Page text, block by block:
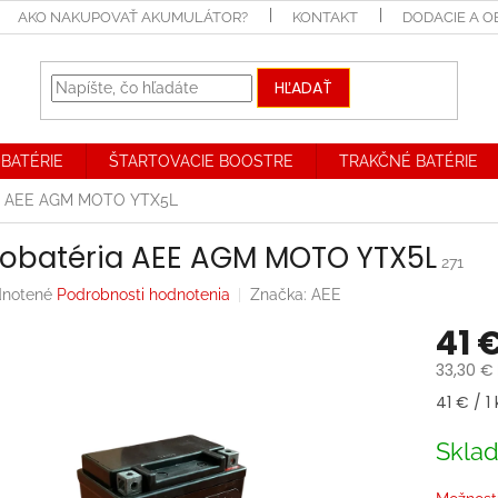
AKO NAKUPOVAŤ AKUMULÁTOR? KONTAKT DODACIE A
HĽADAŤ
ŠTARTOVACIE BOOSTRE TRAKČNÉ BATÉRIE
AGM MOTO YTX5L
AEE AGM MOTO YTX5L 271
Podrobnosti hodnotenia Značka: AEE
41
33,30 €
41 € / 1